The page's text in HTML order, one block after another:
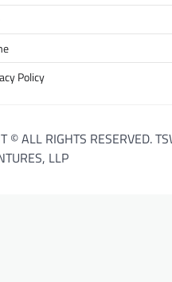
Policy
© ALL RIGHTS RESERVED.
LLP